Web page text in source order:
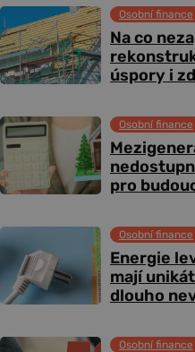
Na co
úspory i
Osobní finance
pro
Osobní finance
Energie
mají
dlouho
Osobní finance
Osobní finance